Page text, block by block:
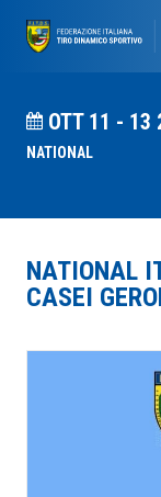
OTT 11 - 13
NATIONAL
NATIONAL
CASEI